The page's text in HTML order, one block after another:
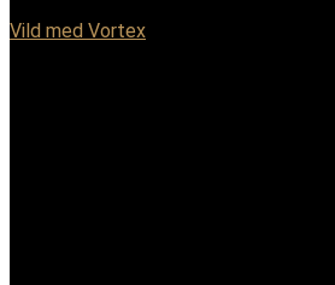
Vild med Vortex